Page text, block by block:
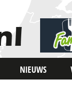
NIEUWS